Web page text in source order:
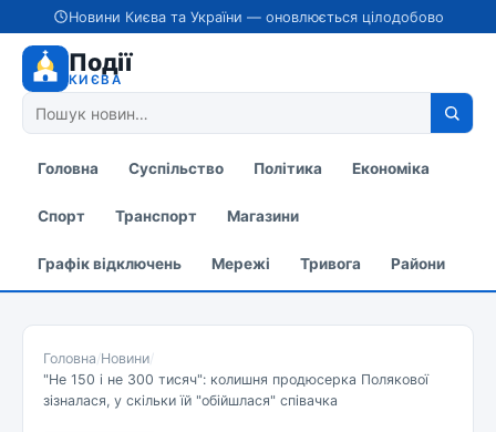
Новини Києва та України — оновлюється цілодобово
Події
КИЄВА
Головна Суспільство Політика Економіка
Спорт Транспорт Магазини
Графік відключень Мережі Тривога Райони
Головна/Новини/
"Не 150 і не 300 тисяч": колишня продюсерка Полякової
зізналася, у скільки їй "обійшлася" співачка